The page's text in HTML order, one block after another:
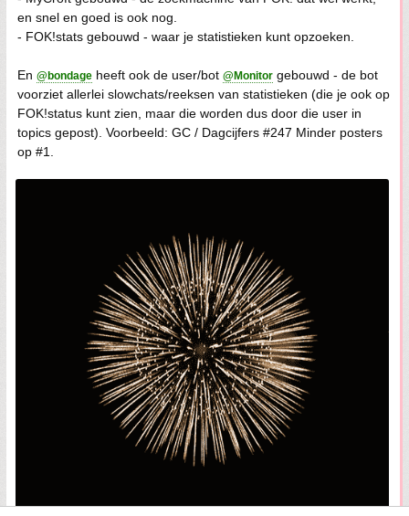
en snel en goed is ook nog.
- FOK!stats gebouwd - waar je statistieken kunt opzoeken.
En @bondage heeft ook de user/bot @Monitor gebouwd - de bot
voorziet allerlei slowchats/reeksen van statistieken (die je ook op
FOK!status kunt zien, maar die worden dus door die user in
topics gepost). Voorbeeld: GC / Dagcijfers #247 Minder posters
op #1.